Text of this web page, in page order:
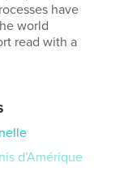
have
world
read with a
d’Amérique